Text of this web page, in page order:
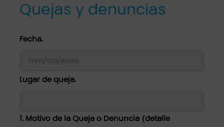
Quejas y denuncias
Fecha.
barra
barra
Lugar de queja.
1. Motivo de la Queja o Denuncia (detalle